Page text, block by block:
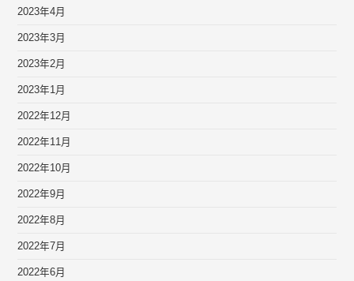
2023年4月
2023年3月
2023年2月
2023年1月
2022年12月
2022年11月
2022年10月
2022年9月
2022年8月
2022年7月
2022年6月